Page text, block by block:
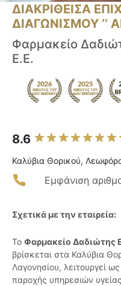
ΔΙΑΚΡΙΘΕΙΣΑ
ΔΙΑΓΩΝΙΣΜΟΥ ‘’
Φαρμακείο
Ε.Ε.
8.6
Καλύβια Θορικού,
Εμφάνιση
Σχετικά με την εταιρεία:
Το Φαρμακείο Δαδιώτης
βρίσκεται στα Καλύβια
Λαγονησίου, λειτουργεί
παροχής υπηρεσιών